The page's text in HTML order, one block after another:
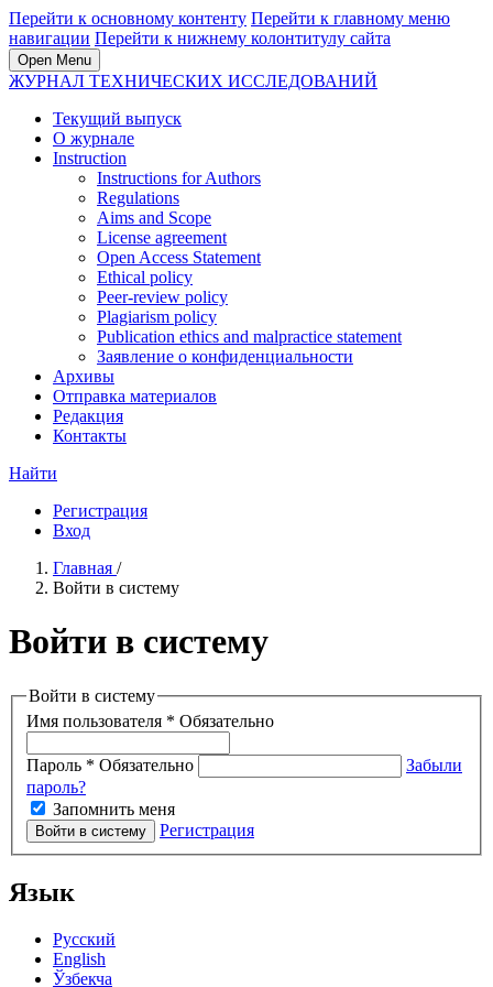
Перейти к основному контенту Перейти к главному меню
навигации Перейти к нижнему колонтитулу сайта
Open Menu
ЖУРНАЛ ТЕХНИЧЕСКИХ ИССЛЕДОВАНИЙ
Текущий выпуск
О журнале
Instruction
Instructions for Authors
Regulations
Aims and Scope
License agreement
Open Access Statement
Ethical policy
Peer-review policy
Plagiarism policy
Publication ethics and malpractice statement
Заявление о конфиденциальности
Архивы
Отправка материалов
Редакция
Контакты
Найти
Регистрация
Вход
Главная /
Войти в систему
Войти в систему
Войти в систему
Имя пользователя * Обязательно
Пароль * Обязательно
Забыли
пароль?
Запомнить меня
Войти в систему Регистрация
Язык
Русский
English
Ўзбекча